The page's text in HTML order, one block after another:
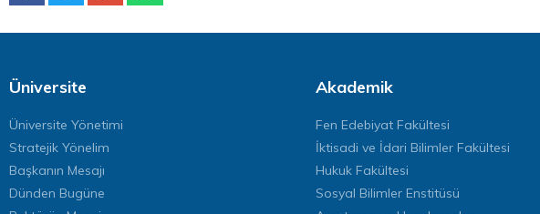
Üniversite
Üniversite Yönetimi
Stratejik Yönelim
Başkanın Mesajı
Dünden Bugüne
Akademik
Fen Edebiyat Fakültesi
İktisadi ve İdari Bilimler Fakültesi
Hukuk Fakültesi
Sosyal Bilimler Enstitüsü